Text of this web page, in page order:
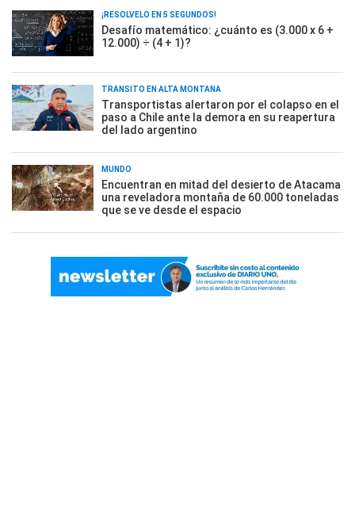
¡RESOLVELO EN 5 SEGUNDOS!
Desafío matemático: ¿cuánto es (3.000 x 6 +
12.000) ÷ (4 + 1)?
TRÁNSITO EN ALTA MONTAÑA
Transportistas alertaron por el colapso en el
paso a Chile ante la demora en su reapertura
del lado argentino
MUNDO
Encuentran en mitad del desierto de Atacama
una reveladora montaña de 60.000 toneladas
que se ve desde el espacio